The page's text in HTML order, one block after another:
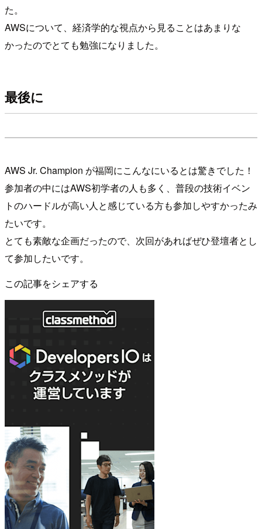
た。
AWSについて、経済学的な視点から見ることはあまりな
かったのでとても勉強になりました。
最後に
AWS Jr. Champion が福岡にこんなにいるとは驚きでした！
参加者の中にはAWS初学者の人も多く、普段の技術イベン
トのハードルが高い人と感じている方も参加しやすかったみ
たいです。
とても素敵な企画だったので、次回があればぜひ登壇者とし
て参加したいです。
この記事をシェアする